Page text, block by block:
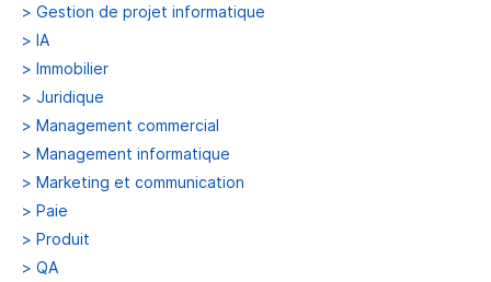
> Gestion de projet informatique
> IA
> Immobilier
> Juridique
> Management commercial
> Management informatique
> Marketing et communication
> Paie
> Produit
> QA